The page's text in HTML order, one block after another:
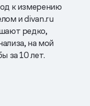
к измерению
и divan.ru
редко,
на мой
за 10 лет.